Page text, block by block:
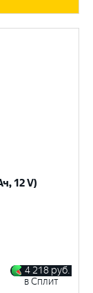
12 V)
4 218 руб.
в Сплит